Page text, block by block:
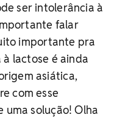
ser intolerância à
falar
importante pra
lactose é ainda
asiática,
com esse
solução! Olha